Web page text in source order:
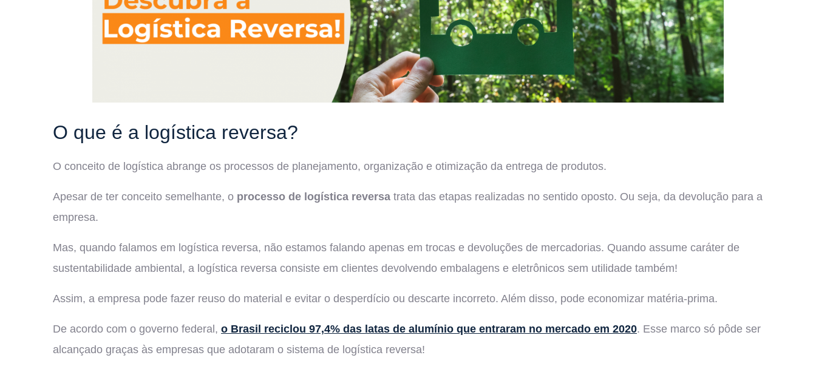
O que é a logística reversa?
O conceito de logística abrange os processos de planejamento, organização e otimização da entrega de produtos.
Apesar de ter conceito semelhante, o processo de logística reversa trata das etapas realizadas no sentido oposto. Ou seja, da devolução para a
empresa.
Mas, quando falamos em logística reversa, não estamos falando apenas em trocas e devoluções de mercadorias. Quando assume caráter de
sustentabilidade ambiental, a logística reversa consiste em clientes devolvendo embalagens e eletrônicos sem utilidade também!
Assim, a empresa pode fazer reuso do material e evitar o desperdício ou descarte incorreto. Além disso, pode economizar matéria-prima.
De acordo com o governo federal, o Brasil reciclou 97,4% das latas de alumínio que entraram no mercado em 2020. Esse marco só pôde ser
alcançado graças às empresas que adotaram o sistema de logística reversa!